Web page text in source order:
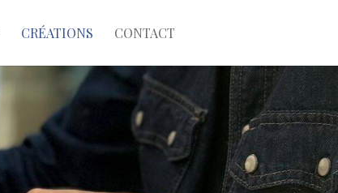
CRÉATIONS CONTACT